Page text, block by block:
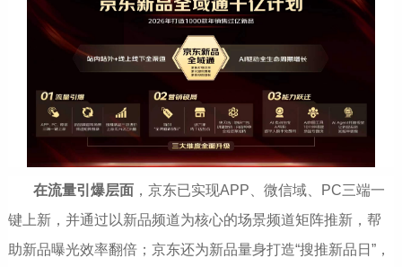
在流量引爆层面，京东已实现APP、微信域、PC三端一
键上新，并通过以新品频道为核心的场景频道矩阵推新，帮
助新品曝光效率翻倍；京东还为新品量身打造“搜推新品日”，